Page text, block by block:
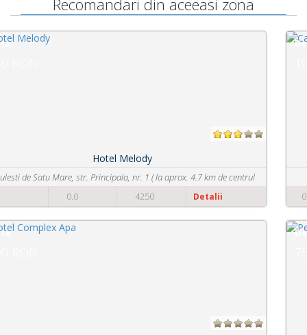
Recomandari din aceeasi zona
De la
Casa Transilvania
Strada Avram Iancu nr.39/A
De la